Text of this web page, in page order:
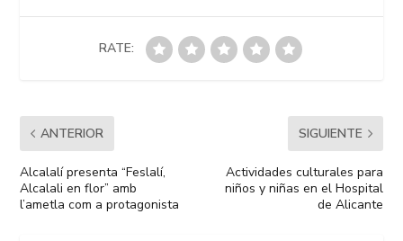
RATE:
ANTERIOR
Alcalalí presenta “Feslalí,
Alcalali en flor” amb
l’ametla com a protagonista
SIGUIENTE
Actividades culturales para
niños y niñas en el Hospital
de Alicante